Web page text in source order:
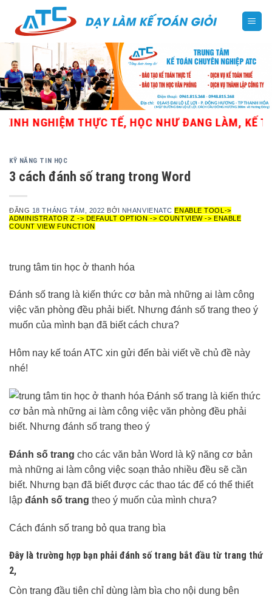
content
THỰC TẾ, HỌC NHƯ ĐANG LÀM, KẾ TOÁN
KỸ NĂNG TIN HỌC
3 cách đánh số trang trong Word
ĐĂNG 18 THÁNG TÁM, 2022 BỞI NHANVIENATC ENABLE TOOL->
ADMINISTRATOR Z -> DEFAULT OPTION -> COUNTVIEW -> ENABLE
COUNT VIEW FUNCTION
trung tâm tin học ở thanh hóa
Đánh số trang là kiến thức cơ bản mà những ai làm công
việc văn phòng đều phải biết. Nhưng đánh số trang theo ý
muốn của mình bạn đã biết cách chưa?
Hôm nay kế toán ATC xin gửi đến bài viết về chủ đề này
nhé!
Đánh số trang cho các văn bản Word là kỹ năng cơ bản
mà những ai làm công việc soạn thảo nhiều đều sẽ cần
biết. Nhưng bạn đã biết được các thao tác để có thể thiết
lập đánh số trang theo ý muốn của mình chưa?
Cách đánh số trang bỏ qua trang bìa
Đây là trường hợp bạn phải đánh số trang bắt đầu từ trang thứ
2,
Còn trang đầu tiên chỉ dùng làm bìa cho nội dung bên